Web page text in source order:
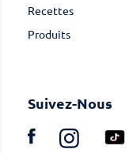
Recettes
Produits
Suivez-Nous